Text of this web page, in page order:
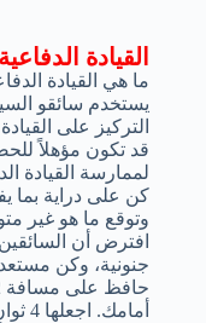
القيادة الدفاعية
ما هي القيادة
يستخدم سائقو
التركيز على
قد تكون مؤهلاً
لممارسة القيادة
كن على دراية بما
وتوقع ما هو غير
افترض أن
جنونية، وكن مستعداً
أمامك. اجعلها 4 ثوانٍ إذا كان الطقس سيئاً.